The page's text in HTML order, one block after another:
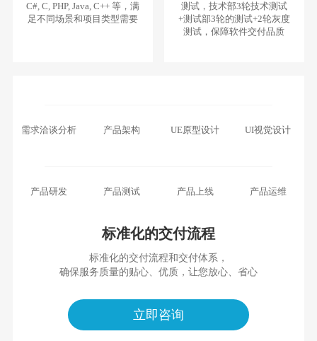
C#, C, PHP, Java, C++ 等，满
足不同场景和项目类型需要
测试，技术部3轮技术测试
+测试部3轮的测试+2轮灰度
测试，保障软件交付品质
需求洽谈分析 产品架构 UE原型设计 UI视觉设计
产品研发 产品测试 产品上线 产品运维
标准化的交付流程
标准化的交付流程和交付体系，
确保服务质量的贴心、优质，让您放心、省心
立即咨询